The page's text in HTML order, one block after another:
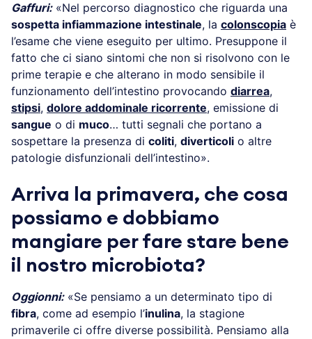
Gaffuri:«Nel percorso diagnostico che riguarda una
sospetta infiammazione intestinale, la colonscopia è
l’esame che viene eseguito per ultimo. Presuppone il
fatto che ci siano sintomi che non si risolvono con le
prime terapie e che alterano in modo sensibile il
funzionamento dell’intestino provocando diarrea,
stipsi, dolore addominale ricorrente, emissione di
sangue o di muco… tutti segnali che portano a
sospettare la presenza di coliti, diverticoli o altre
patologie disfunzionali dell’intestino».
Arriva la primavera, che cosa
possiamo e dobbiamo
mangiare per fare stare bene
il nostro microbiota?
Oggionni:«Se pensiamo a un determinato tipo di
fibra, come ad esempio l’inulina, la stagione
primaverile ci offre diverse possibilità. Pensiamo alla